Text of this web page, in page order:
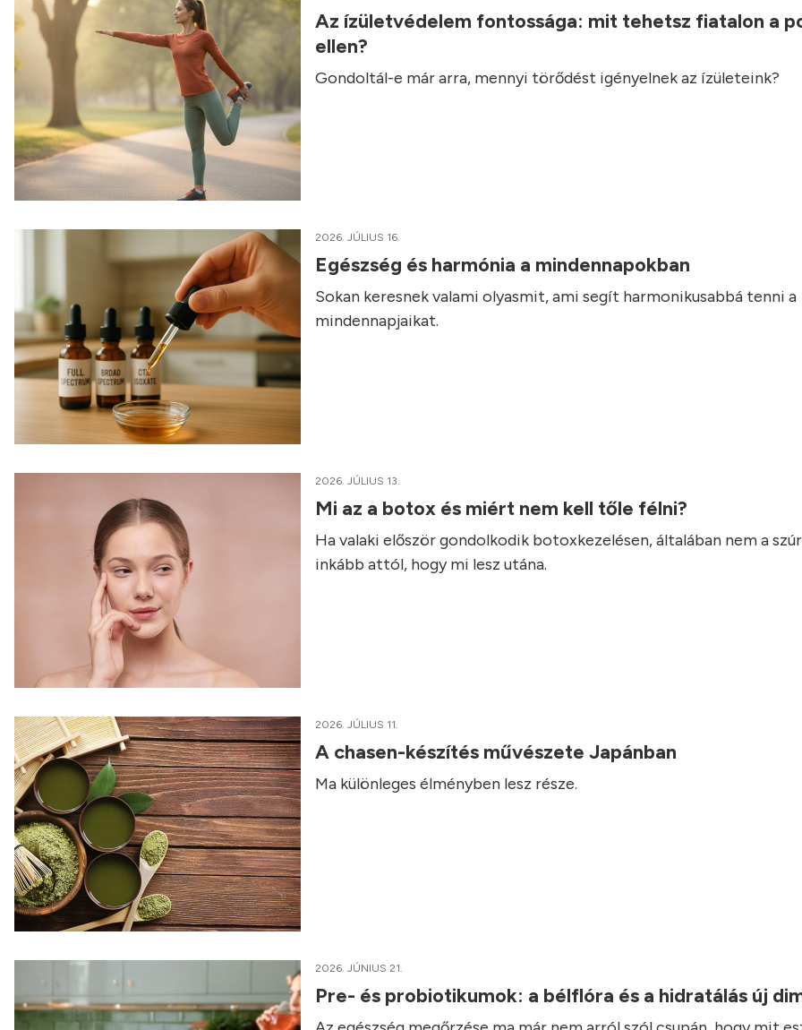
Az ízületvédelem fontossága: mit tehetsz fiatalon a
ellen?
Gondoltál-e már arra, mennyi törődést igényelnek az ízületeink?
2026. JÚLIUS 16.
Egészség és harmónia a mindennapokban
Sokan keresnek valami olyasmit, ami segít harmonikusabbá tenni a
mindennapjaikat.
2026. JÚLIUS 13.
Mi az a botox és miért nem kell tőle félni?
Ha valaki először gondolkodik botoxkezelésen, általában nem a
inkább attól, hogy mi lesz utána.
2026. JÚLIUS 11.
A chasen-készítés művészete Japánban
Ma különleges élményben lesz része.
2026. JÚNIUS 21.
Pre- és probiotikumok: a bélflóra és a hidratálás új